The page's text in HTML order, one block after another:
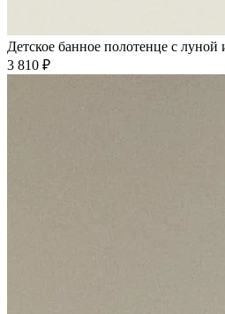
Детское банное полотенце с луной
3 810 ₽